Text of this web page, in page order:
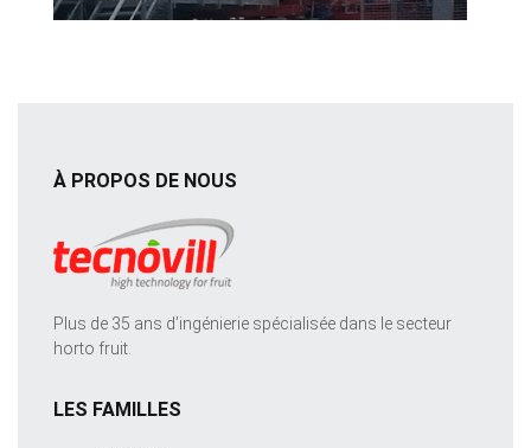
À PROPOS DE NOUS
Plus de 35 ans d’ingénierie spécialisée dans le secteur
horto fruit.
LES FAMILLES